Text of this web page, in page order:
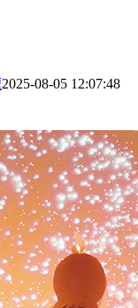
2025-08-05 12:07:48